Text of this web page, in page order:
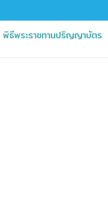
พิธีพระราชทานปริญญาบัตร